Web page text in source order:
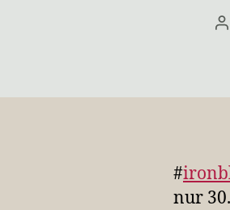
#
nur